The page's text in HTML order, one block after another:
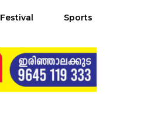
Festival Sports